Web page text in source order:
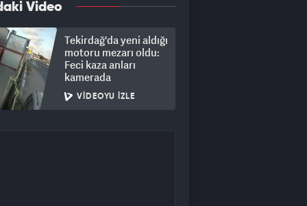
Video
Tekirdağ'da yeni aldığı
motoru mezarı oldu:
Feci kaza anları
kamerada
VIDEOYU İZLE